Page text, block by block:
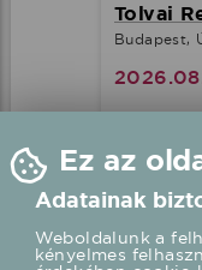
Tolvai
Budapest,
Fellépések
Ez az
Adatainak
Weboldalunk a
kényelmes
érdekében cookie-